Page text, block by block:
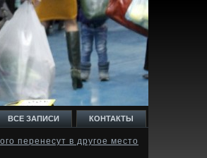
ВСЕ ЗАПИСИ КОНТАКТЫ
перенесут в другое место